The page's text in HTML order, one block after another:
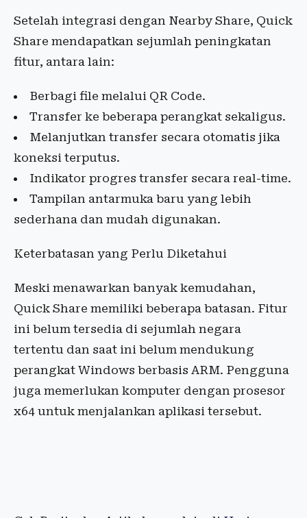
Setelah integrasi dengan Nearby Share, Quick
Share mendapatkan sejumlah peningkatan
fitur, antara lain:
Berbagi file melalui QR Code.
Transfer ke beberapa perangkat sekaligus.
Melanjutkan transfer secara otomatis jika
koneksi terputus.
Indikator progres transfer secara real-time.
Tampilan antarmuka baru yang lebih
sederhana dan mudah digunakan.
Keterbatasan yang Perlu Diketahui
Meski menawarkan banyak kemudahan,
Quick Share memiliki beberapa batasan. Fitur
ini belum tersedia di sejumlah negara
tertentu dan saat ini belum mendukung
perangkat Windows berbasis ARM. Pengguna
juga memerlukan komputer dengan prosesor
x64 untuk menjalankan aplikasi tersebut.